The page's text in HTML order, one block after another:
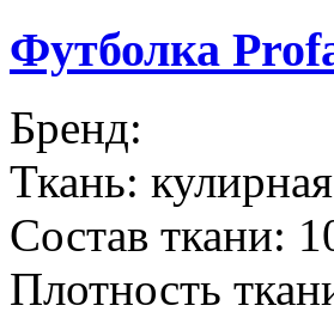
Футболка
Бренд:
Ткань:
Состав ткани:
Плотность